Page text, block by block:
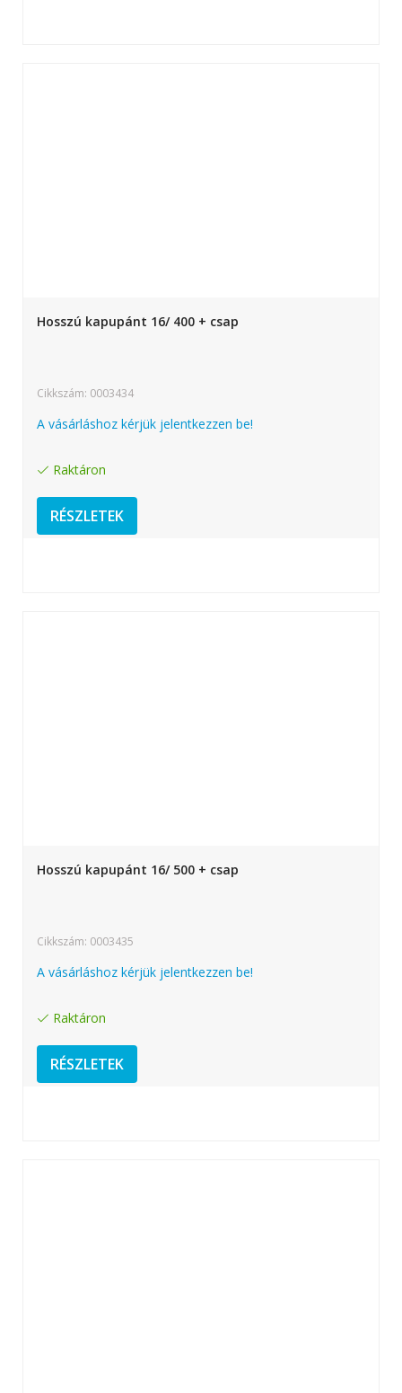
Hosszú kapupánt 16/ 400 + csap
Cikkszám: 0003434
A vásárláshoz kérjük jelentkezzen be!
Raktáron
RÉSZLETEK
Hosszú kapupánt 16/ 500 + csap
Cikkszám: 0003435
A vásárláshoz kérjük jelentkezzen be!
Raktáron
RÉSZLETEK